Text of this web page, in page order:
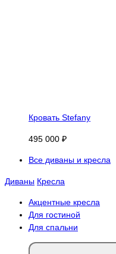
Кровать Stefany
495 000 ₽
Все диваны и кресла
Диваны Кресла
Акцентные кресла
Для гостиной
Для спальни